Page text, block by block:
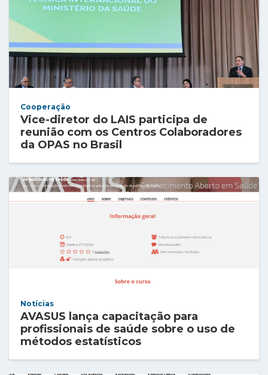
Cooperação
Vice-diretor do LAIS participa de
reunião com os Centros Colaboradores
da OPAS no Brasil
Notícias
AVASUS lança capacitação para
profissionais de saúde sobre o uso de
métodos estatísticos